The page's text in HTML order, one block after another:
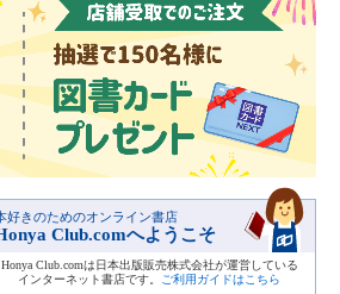
好きのためのオンライン書店
Club.comへようこそ
Honya Club.comは日本出版販売株式会社が運営している
インターネット書店です。
ご利用ガイドはこちら